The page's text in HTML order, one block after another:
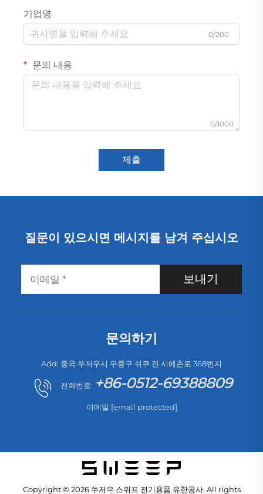
기업명
0/200
문의 내용
0/1000
제출
질문이 있으시면 메시지를 남겨 주십시오
보내기
문의하기
Add: 중국 쑤저우시 우중구 쉬쿠 진 시에춘로 368번지
전화번호: +86-0512-69388809
이메일:[email protected]
Copyright © 2026 쑤저우 스위프 전기용품 유한공사. All rights